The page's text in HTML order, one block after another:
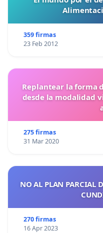
359 firmas
23 Feb 2012
Replantear la forma
desde la modalidad
275 firmas
31 Mar 2020
NO AL PLAN PARCIAL
270 firmas
16 Apr 2023